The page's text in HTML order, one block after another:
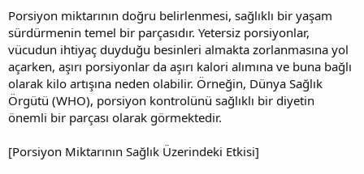
Porsiyon miktarının doğru belirlenmesi, sağlıklı bir yaşam
sürdürmenin temel bir parçasıdır. Yetersiz porsiyonlar,
vücudun ihtiyaç duyduğu besinleri almakta zorlanmasına yol
açarken, aşırı porsiyonlar da aşırı kalori alımına ve buna bağlı
olarak kilo artışına neden olabilir. Örneğin, Dünya Sağlık
Örgütü (WHO), porsiyon kontrolünü sağlıklı bir diyetin
önemli bir parçası olarak görmektedir.
[Porsiyon Miktarının Sağlık Üzerindeki Etkisi]